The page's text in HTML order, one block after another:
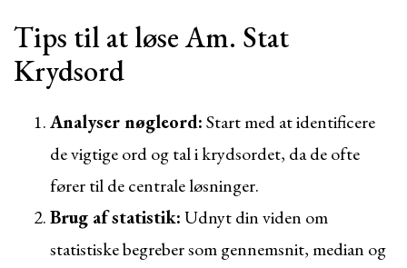
Tips til at løse Am. Stat
Krydsord
Analyser nøgleord:Start med at identificere
de vigtige ord og tal i krydsordet, da de ofte
fører til de centrale løsninger.
Brug af statistik:Udnyt din viden om
statistiske begreber som gennemsnit, median og